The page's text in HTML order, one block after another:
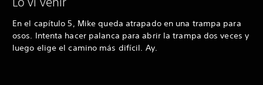
En el capítulo 5, Mike queda atrapado en una trampa para
osos. Intenta hacer palanca para abrir la trampa dos veces y
luego elige el camino más difícil. Ay.